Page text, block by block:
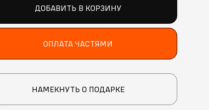
ДОБАВИТЬ В КОРЗИНУ
ОПЛАТА ЧАСТЯМИ
НАМЕКНУТЬ О ПОДАРКЕ